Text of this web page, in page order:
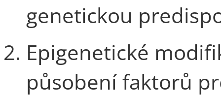
genetickou
Epigenetické
působení faktorů